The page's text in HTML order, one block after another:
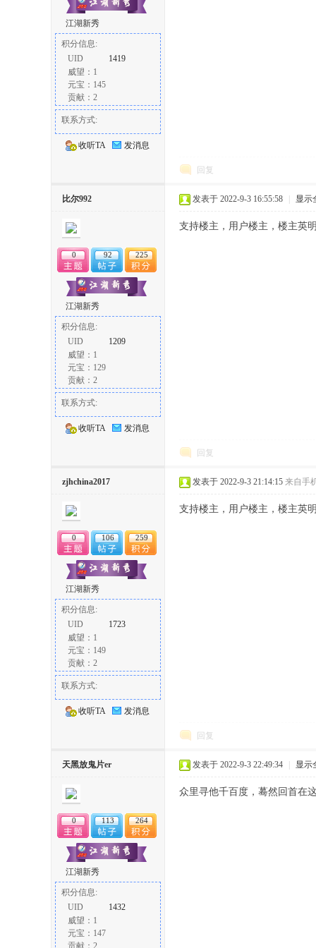
江湖新秀
积分信息:
UID
1419
威望：1
元宝：145
贡献：2
联系方式:
收听TA 发消息
回复
比尔992
0 92 225
江湖新秀
积分信息:
UID
1209
威望：1
元宝：129
贡献：2
联系方式:
收听TA 发消息
发表于 2022-9-3 16:55:58 显示
支持楼主，用户楼主，楼主英
回复
zjhchina2017
0 106 259
江湖新秀
积分信息:
UID
1723
威望：1
元宝：149
贡献：2
联系方式:
收听TA 发消息
发表于 2022-9-3 21:14:15 来自手
支持楼主，用户楼主，楼主英
回复
天黑放鬼片er
0 113 264
江湖新秀
积分信息:
UID
1432
威望：1
元宝：147
贡献：2
发表于 2022-9-3 22:49:34 显示
众里寻他千百度，蓦然回首在这